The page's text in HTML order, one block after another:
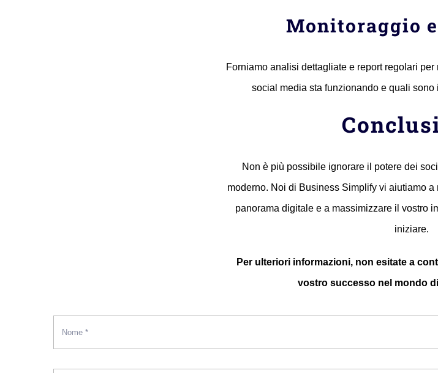
Monitoraggio
Forniamo analisi dettagliate e report regolari
social media sta funzionando e quali
Non è più possibile ignorare il potere dei
moderno. Noi di Business Simplify vi aiutiamo
panorama digitale e a massimizzare il vostro
iniziare.
Per ulteriori informazioni, non esitate a
vostro successo nel mondo